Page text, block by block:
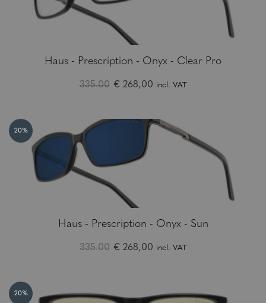
Haus - Prescription - Onyx - Clear Pro
335.00 € 268,00 incl. VAT
20%
Haus - Prescription - Onyx - Sun
335.00 € 268,00 incl. VAT
20%